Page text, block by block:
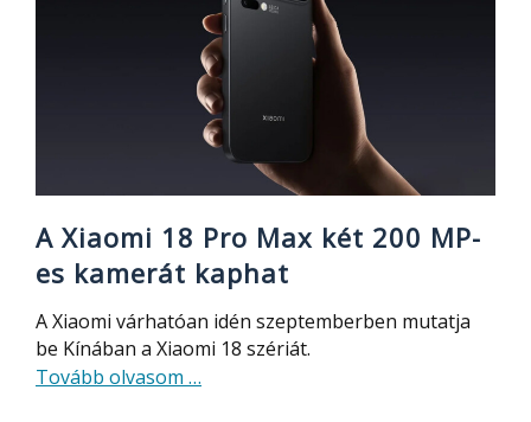
Gen)
az
új
olcsó
TV
okosító
Google
TV-
vel
A Xiaomi 18 Pro Max két 200 MP-
es kamerát kaphat
A Xiaomi várhatóan idén szeptemberben mutatja
be Kínában a Xiaomi 18 szériát.
Tovább olvasom about
…